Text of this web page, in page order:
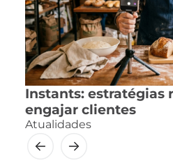
Instants: estratégias
engajar clientes
Atualidades